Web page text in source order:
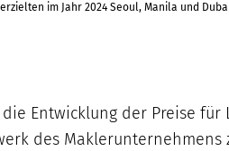
im Jahr 2024 Seoul, Manila und
Entwicklung der Preise
des